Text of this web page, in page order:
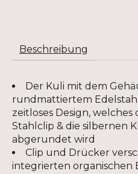
Beschreibung
Der Kuli mit dem
rundmattiertem
zeitloses Design,
Stahlclip & die silbernen
abgerundet wird
Clip und Drücker
integrierten organischen